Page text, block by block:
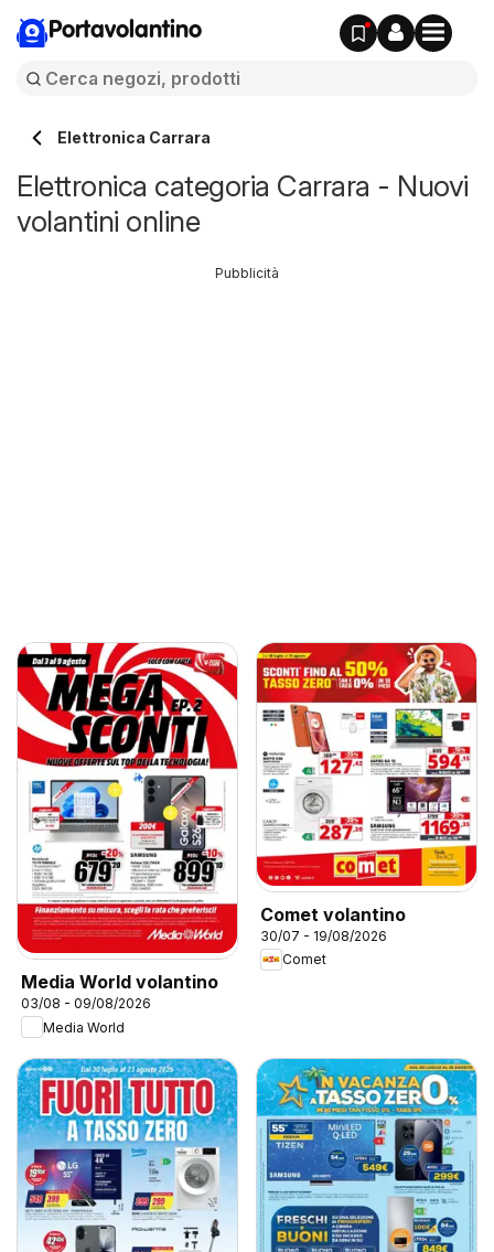
Portavolantino
Elettronica Carrara
Elettronica categoria Carrara - Nuovi
volantini online
Media World volantino
03/08 - 09/08/2026
Media World
Comet volantino
30/07 - 19/08/2026
Comet
Pubblicità